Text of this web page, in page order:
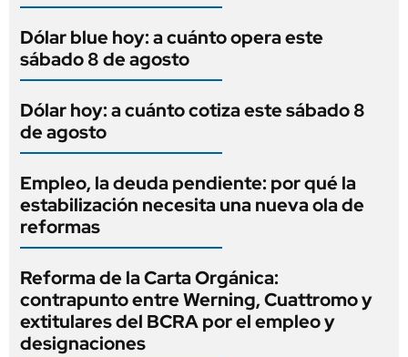
Dólar blue hoy: a cuánto opera este
sábado 8 de agosto
Dólar hoy: a cuánto cotiza este sábado 8
de agosto
Empleo, la deuda pendiente: por qué la
estabilización necesita una nueva ola de
reformas
Reforma de la Carta Orgánica:
contrapunto entre Werning, Cuattromo y
extitulares del BCRA por el empleo y
designaciones